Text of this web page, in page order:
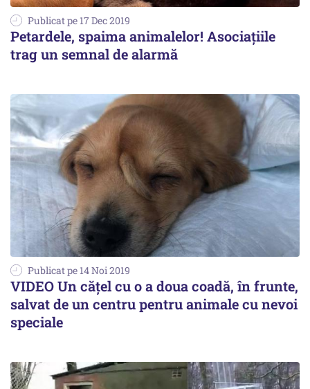
Publicat pe 17 Dec 2019
Petardele, spaima animalelor! Asociațiile
trag un semnal de alarmă
Publicat pe 14 Noi 2019
VIDEO Un cățel cu o a doua coadă, în frunte,
salvat de un centru pentru animale cu nevoi
speciale